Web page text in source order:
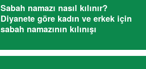
Sabah namazı nasıl kılınır?
Diyanete göre kadın ve erkek için
sabah namazının kılınışı